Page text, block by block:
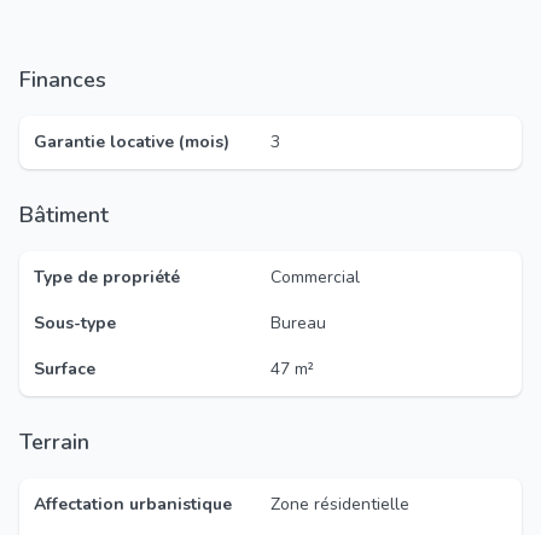
Finances
Garantie locative (mois) 3
Bâtiment
Type de propriété
Commercial
Sous-type
Bureau
Surface
47 m²
Terrain
Affectation urbanistique
Zone résidentielle